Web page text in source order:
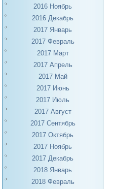
2016 Ноябрь
2016 Декабрь
2017 Январь
2017 Февраль
2017 Март
2017 Апрель
2017 Май
2017 Июнь
2017 Июль
2017 Август
2017 Сентябрь
2017 Октябрь
2017 Ноябрь
2017 Декабрь
2018 Январь
2018 Февраль